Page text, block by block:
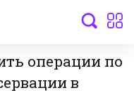
операции по
в